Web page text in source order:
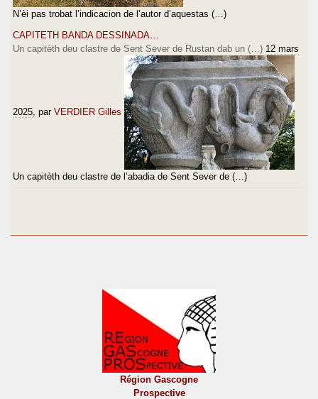
N’èi pas trobat l’indicacion de l’autor d’aquestas (…)
CAPITETH BANDA DESSINADA…
Un capitèth deu clastre de Sent Sever de Rustan dab un (…) 12 mars
2025 , par VERDIER Gilles
Un capitèth deu clastre de l’abadia de Sent Sever de (…)
Région Gascogne
Prospective